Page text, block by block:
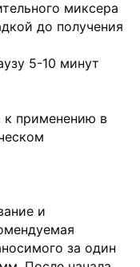
миксера
до получения
5-10 минут
к применению в
и
за один